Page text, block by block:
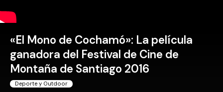
«El Mono de Cochamó»: La película
ganadora del Festival de Cine de
Montaña de Santiago 2016
Deporte y Outdoor